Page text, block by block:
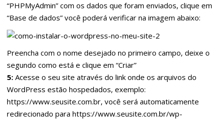
“PHPMyAdmin” com os dados que foram enviados, clique em
“Base de dados” você poderá verificar na imagem abaixo:
Preencha com o nome desejado no primeiro campo, deixe o
segundo como está e clique em “Criar”
5: Acesse o seu site através do link onde os arquivos do
WordPress estão hospedados, exemplo:
https://www.seusite.com.br, você será automaticamente
redirecionado para https://www.seusite.com.br/wp-